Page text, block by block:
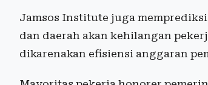
Jamsos Institute juga
dan daerah akan kehilangan
dikarenakan efisiensi anggaran